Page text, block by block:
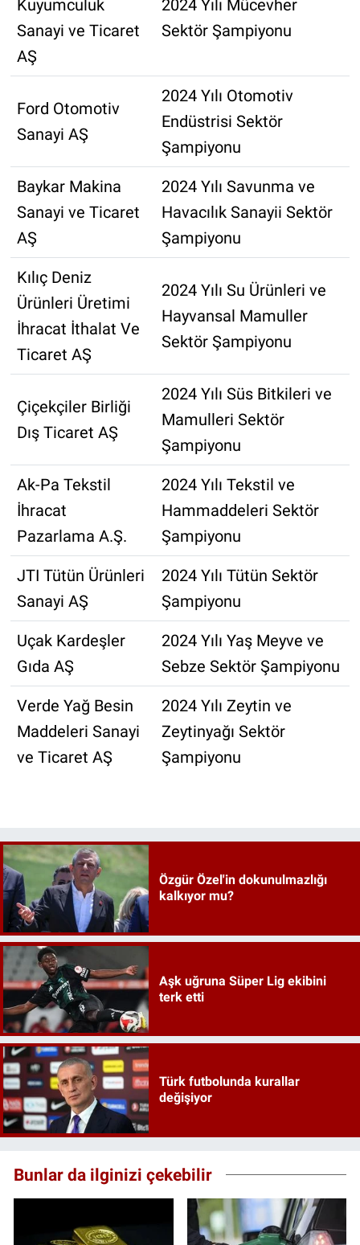
Kuyumculuk
Sanayi ve Ticaret
AŞ
2024 Yılı Mücevher
Sektör Şampiyonu
Ford Otomotiv
Sanayi AŞ
2024 Yılı Otomotiv
Endüstrisi Sektör
Şampiyonu
Baykar Makina
Sanayi ve Ticaret
AŞ
2024 Yılı Savunma ve
Havacılık Sanayii Sektör
Şampiyonu
Kılıç Deniz
Ürünleri Üretimi
İhracat İthalat Ve
Ticaret AŞ
2024 Yılı Su Ürünleri ve
Hayvansal Mamuller
Sektör Şampiyonu
Çiçekçiler Birliği
Dış Ticaret AŞ
2024 Yılı Süs Bitkileri ve
Mamulleri Sektör
Şampiyonu
Ak-Pa Tekstil
İhracat
Pazarlama A.Ş.
2024 Yılı Tekstil ve
Hammaddeleri Sektör
Şampiyonu
JTI Tütün Ürünleri
Sanayi AŞ
2024 Yılı Tütün Sektör
Şampiyonu
Uçak Kardeşler
Gıda AŞ
2024 Yılı Yaş Meyve ve
Sebze Sektör Şampiyonu
Verde Yağ Besin
Maddeleri Sanayi
ve Ticaret AŞ
2024 Yılı Zeytin ve
Zeytinyağı Sektör
Şampiyonu
Özgür Özel'in dokunulmazlığı
kalkıyor mu?
Aşk uğruna Süper Lig ekibini
terk etti
Türk futbolunda kurallar
değişiyor
Bunlar da ilginizi çekebilir